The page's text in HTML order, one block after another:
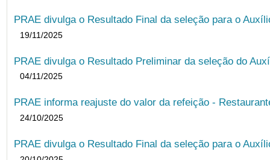
PRAE divulga o Resultado Final da seleção para o
19/11/2025
PRAE divulga o Resultado Preliminar da seleção do
04/11/2025
PRAE informa reajuste do valor da refeição -
24/10/2025
PRAE divulga o Resultado Final da seleção para o